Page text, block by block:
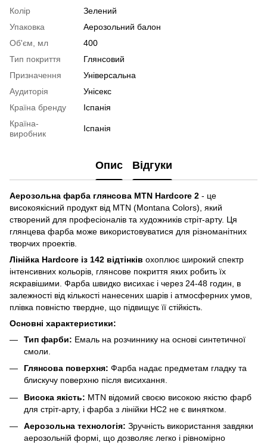
Колір
Зелений
Упаковка
Аерозольний балон
Об'єм, мл
400
Тип покриття
Глянсовий
Призначення
Універсальна
Аудиторія
Унісекс
Країна бренду
Іспанія
Країна-
виробник
Іспанія
Опис Відгуки
Аерозольна фарба глянсова MTN Hardcore 2 - це
високоякісний продукт від MTN (Montana Colors), який
створений для професіоналів та художників стріт-арту. Ця
глянцева фарба може використовуватися для різноманітних
творчих проектів.
Лінійка Hardcore із 142 відтінків охоплює широкий спектр
інтенсивних кольорів, глянсове покриття яких робить їх
яскравішими. Фарба швидко висихає і через 24-48 годин, в
залежності від кількості нанесених шарів і атмосферних умов,
плівка повністю твердне, що підвищує її стійкість.
Основні характеристики:
Тип фарби: Емаль на розчиннику на основі синтетичної
смоли.
Глянсова поверхня: Фарба надає предметам гладку та
блискучу поверхню після висихання.
Висока якість: MTN відомий своєю високою якістю фарб
для стріт-арту, і фарба з лінійки HC2 не є винятком.
Аерозольна технологія: Зручність використання завдяки
аерозольній формі, що дозволяє легко і рівномірно